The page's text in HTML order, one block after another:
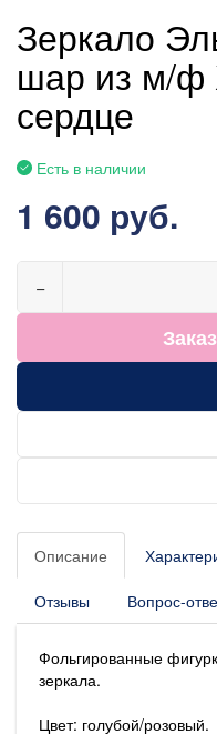
Зеркало
шар из м/ф
сердце
Есть в наличии
1 600 руб.
−
Описание
Отзывы Вопрос-
Фольгированные
зеркала.
Цвет: голубой/розовый.